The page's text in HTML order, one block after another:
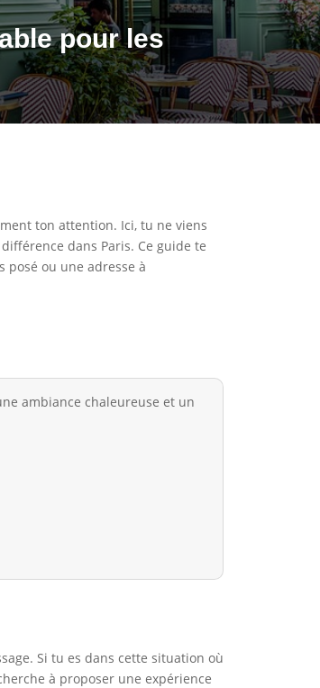
pour les
ton attention. Ici, tu ne viens
dans Paris. Ce guide te
ou une adresse à
ambiance chaleureuse et un
Si tu es dans cette situation où
à proposer une expérience